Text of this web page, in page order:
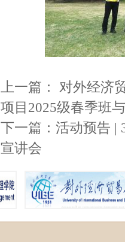
上一篇： 对外经济
项目2025级春季班
下一篇： 活动预告 |
宣讲会